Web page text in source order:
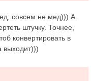
совсем не мед))) А
штучку. Точнее,
конвертировать в
выходит)))